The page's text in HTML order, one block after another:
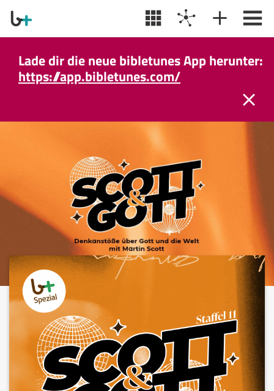
Lade dir die neue bibletunes App herunter:
https://app.bibletunes.com/